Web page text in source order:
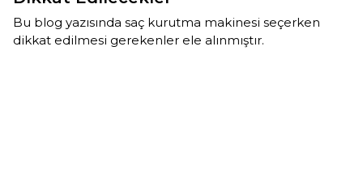
Bu blog yazısında saç kurutma makinesi seçerken
dikkat edilmesi gerekenler ele alınmıştır.